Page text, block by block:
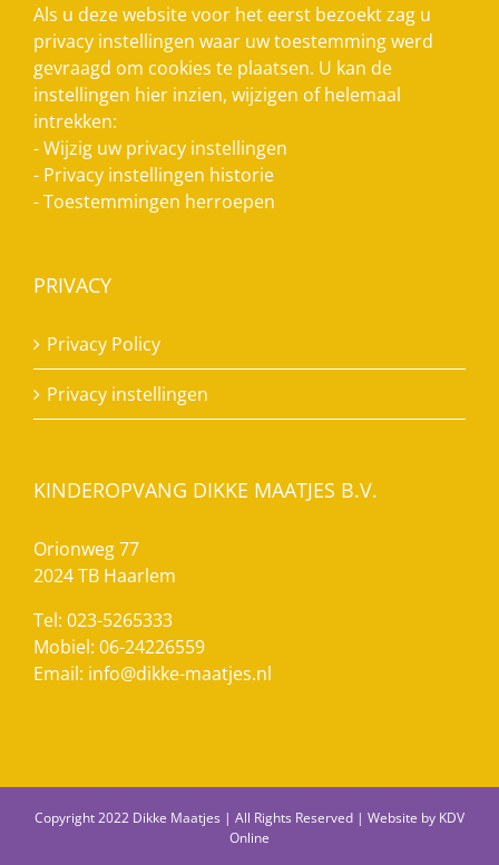
Als u deze website voor het eerst bezoekt zag u
privacy instellingen waar uw toestemming werd
gevraagd om cookies te plaatsen. U kan de
instellingen hier inzien, wijzigen of helemaal
intrekken:
-Wijzig uw privacy instellingen
- Privacy instellingen historie
-Toestemmingen herroepen
PRIVACY
Privacy Policy
Privacy instellingen
KINDEROPVANG DIKKE MAATJES B.V.
Orionweg 77
2024 TB Haarlem
Tel: 023-5265333
Mobiel: 06-24226559
Email: info@dikke-maatjes.nl
Copyright 2022 Dikke Maatjes | All Rights Reserved | Website by KDV
Online